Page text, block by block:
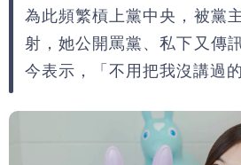
為此頻繁槓上黨中央，被黨
射，她公開罵黨、私下又傳
今表示，「不用把我沒講過